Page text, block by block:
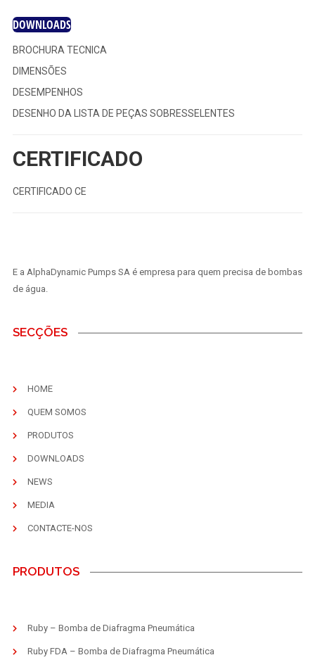
DOWNLOADS
BROCHURA TECNICA
DIMENSÕES
DESEMPENHOS
DESENHO DA LISTA DE PEÇAS SOBRESSELENTES
CERTIFICADO
CERTIFICADO CE
E a AlphaDynamic Pumps SA é empresa para quem precisa de bombas
de água.
SECÇÕES
HOME
QUEM SOMOS
PRODUTOS
DOWNLOADS
NEWS
MEDIA
CONTACTE-NOS
PRODUTOS
Ruby – Bomba de Diafragma Pneumática
Ruby FDA – Bomba de Diafragma Pneumática